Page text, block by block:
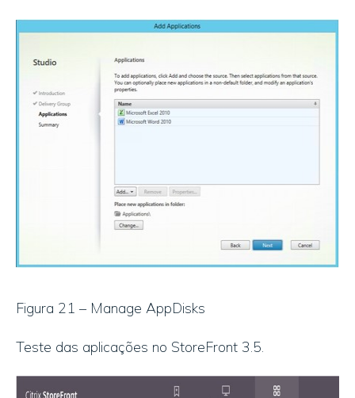
Figura 21 – Manage AppDisks
Teste das aplicações no StoreFront 3.5.